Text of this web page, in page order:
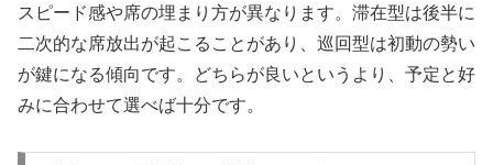
スピード感や席の埋まり方が異なります。滞在型は後半に
二次的な席放出が起こることがあり、巡回型は初動の勢い
が鍵になる傾向です。どちらが良いというより、予定と好
みに合わせて選べば十分です。